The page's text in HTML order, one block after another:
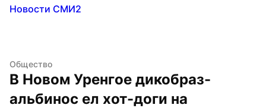
Новости СМИ2
Общество
В Новом Уренгое дикобраз-
альбинос ел хот-доги на